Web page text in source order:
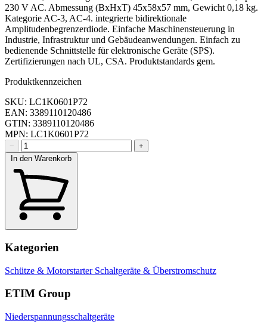
230 V AC. Abmessung (BxHxT) 45x58x57 mm, Gewicht 0,18 kg.
Kategorie AC-3, AC-4. integrierte bidirektionale
Amplitudenbegrenzerdiode. Einfache Maschinensteuerung in
Industrie, Infrastruktur und Gebäudeanwendungen. Einfach zu
bedienende Schnittstelle für elektronische Geräte (SPS).
Zertifizierungen nach UL, CSA. Produktstandards gem.
Produktkennzeichen
SKU: LC1K0601P72
EAN: 3389110120486
GTIN: 3389110120486
MPN: LC1K0601P72
−
+
In den Warenkorb
Kategorien
Schütze & Motorstarter Schaltgeräte & Überstromschutz
ETIM Group
Niederspannungsschaltgeräte